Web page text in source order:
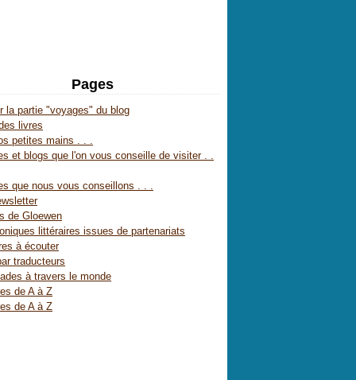
Pages
la partie "voyages" du blog
livres
petites mains . . .
et blogs que l'on vous conseille de visiter . .
que nous vous conseillons . . .
de Gloewen
littéraires issues de partenariats
à écouter
traducteurs
à travers le monde
de A à Z
de A à Z